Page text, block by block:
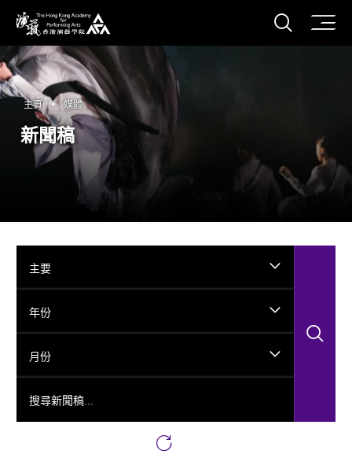
香港演藝學院
打開
主頁 媒體
新聞稿
主要
年份
月份